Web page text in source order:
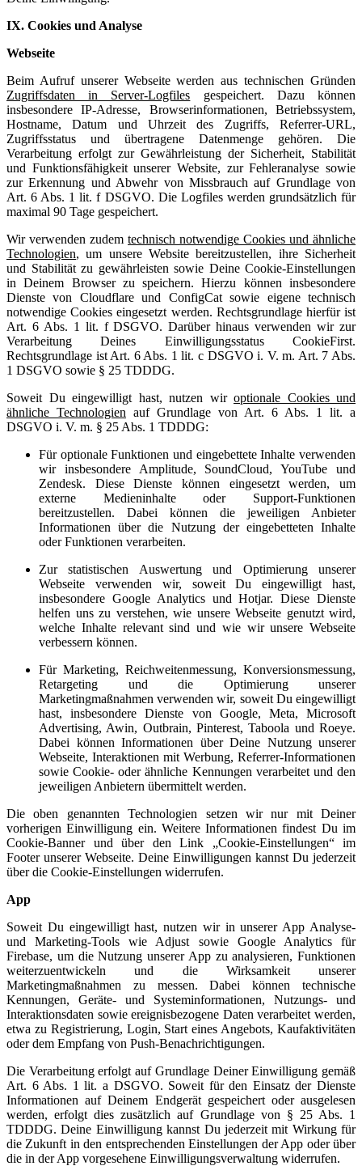
IX. Cookies und Analyse
Webseite
Beim Aufruf unserer Webseite werden aus technischen Gründen
Zugriffsdaten in Server-Logfiles gespeichert. Dazu können
insbesondere IP-Adresse, Browserinformationen, Betriebssystem,
Hostname, Datum und Uhrzeit des Zugriffs, Referrer-URL,
Zugriffsstatus und übertragene Datenmenge gehören. Die
Verarbeitung erfolgt zur Gewährleistung der Sicherheit, Stabilität
und Funktionsfähigkeit unserer Website, zur Fehleranalyse sowie
zur Erkennung und Abwehr von Missbrauch auf Grundlage von
Art. 6 Abs. 1 lit. f DSGVO. Die Logfiles werden grundsätzlich für
maximal 90 Tage gespeichert.
Wir verwenden zudem technisch notwendige Cookies und ähnliche
Technologien, um unsere Website bereitzustellen, ihre Sicherheit
und Stabilität zu gewährleisten sowie Deine Cookie-Einstellungen
in Deinem Browser zu speichern. Hierzu können insbesondere
Dienste von Cloudflare und ConfigCat sowie eigene technisch
notwendige Cookies eingesetzt werden. Rechtsgrundlage hierfür ist
Art. 6 Abs. 1 lit. f DSGVO. Darüber hinaus verwenden wir zur
Verarbeitung Deines Einwilligungsstatus CookieFirst.
Rechtsgrundlage ist Art. 6 Abs. 1 lit. c DSGVO i. V. m. Art. 7 Abs.
1 DSGVO sowie § 25 TDDDG.
Soweit Du eingewilligt hast, nutzen wir optionale Cookies und
ähnliche Technologien auf Grundlage von Art. 6 Abs. 1 lit. a
DSGVO i. V. m. § 25 Abs. 1 TDDDG:
Für optionale Funktionen und eingebettete Inhalte verwenden
wir insbesondere Amplitude, SoundCloud, YouTube und
Zendesk. Diese Dienste können eingesetzt werden, um
externe Medieninhalte oder Support-Funktionen
bereitzustellen. Dabei können die jeweiligen Anbieter
Informationen über die Nutzung der eingebetteten Inhalte
oder Funktionen verarbeiten.
Zur statistischen Auswertung und Optimierung unserer
Webseite verwenden wir, soweit Du eingewilligt hast,
insbesondere Google Analytics und Hotjar. Diese Dienste
helfen uns zu verstehen, wie unsere Webseite genutzt wird,
welche Inhalte relevant sind und wie wir unsere Webseite
verbessern können.
Für Marketing, Reichweitenmessung, Konversionsmessung,
Retargeting und die Optimierung unserer
Marketingmaßnahmen verwenden wir, soweit Du eingewilligt
hast, insbesondere Dienste von Google, Meta, Microsoft
Advertising, Awin, Outbrain, Pinterest, Taboola und Roeye.
Dabei können Informationen über Deine Nutzung unserer
Webseite, Interaktionen mit Werbung, Referrer-Informationen
sowie Cookie- oder ähnliche Kennungen verarbeitet und den
jeweiligen Anbietern übermittelt werden.
Die oben genannten Technologien setzen wir nur mit Deiner
vorherigen Einwilligung ein. Weitere Informationen findest Du im
Cookie-Banner und über den Link „Cookie-Einstellungen“ im
Footer unserer Webseite. Deine Einwilligungen kannst Du jederzeit
über die Cookie-Einstellungen widerrufen.
App
Soweit Du eingewilligt hast, nutzen wir in unserer App Analyse-
und Marketing-Tools wie Adjust sowie Google Analytics für
Firebase, um die Nutzung unserer App zu analysieren, Funktionen
weiterzuentwickeln und die Wirksamkeit unserer
Marketingmaßnahmen zu messen. Dabei können technische
Kennungen, Geräte- und Systeminformationen, Nutzungs- und
Interaktionsdaten sowie ereignisbezogene Daten verarbeitet werden,
etwa zu Registrierung, Login, Start eines Angebots, Kaufaktivitäten
oder dem Empfang von Push-Benachrichtigungen.
Die Verarbeitung erfolgt auf Grundlage Deiner Einwilligung gemäß
Art. 6 Abs. 1 lit. a DSGVO. Soweit für den Einsatz der Dienste
Informationen auf Deinem Endgerät gespeichert oder ausgelesen
werden, erfolgt dies zusätzlich auf Grundlage von § 25 Abs. 1
TDDDG. Deine Einwilligung kannst Du jederzeit mit Wirkung für
die Zukunft in den entsprechenden Einstellungen der App oder über
die in der App vorgesehene Einwilligungsverwaltung widerrufen.